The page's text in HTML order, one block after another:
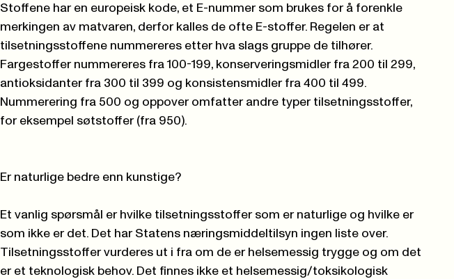
Stoffene har en europeisk kode, et E-nummer som brukes for å forenkle
merkingen av matvaren, derfor kalles de ofte E-stoffer. Regelen er at
tilsetningsstoffene nummereres etter hva slags gruppe de tilhører.
Fargestoffer nummereres fra 100-199, konserveringsmidler fra 200 til 299,
antioksidanter fra 300 til 399 og konsistensmidler fra 400 til 499.
Nummerering fra 500 og oppover omfatter andre typer tilsetningsstoffer,
for eksempel søtstoffer (fra 950).
Er naturlige bedre enn kunstige?
Et vanlig spørsmål er hvilke tilsetningsstoffer som er naturlige og hvilke er
som ikke er det. Det har Statens næringsmiddeltilsyn ingen liste over.
Tilsetningsstoffer vurderes ut i fra om de er helsemessig trygge og om det
er et teknologisk behov. Det finnes ikke et helsemessig/toksikologisk